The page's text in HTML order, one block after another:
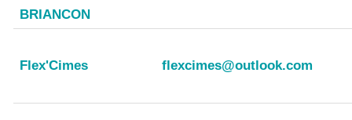
BRIANCON
Flex'Cimes flexcimes@outlook.com